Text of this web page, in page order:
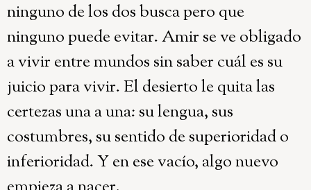
ninguno de los dos busca pero que
ninguno puede evitar. Amir se ve obligado
a vivir entre mundos sin saber cuál es su
juicio para vivir. El desierto le quita las
certezas una a una: su lengua, sus
costumbres, su sentido de superioridad o
inferioridad. Y en ese vacío, algo nuevo